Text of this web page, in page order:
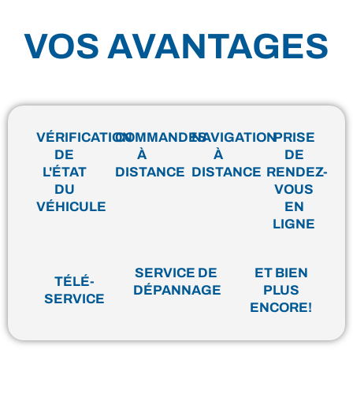
VOS AVANTAGES
VÉRIFICATION
DE
L'ÉTAT
DU
VÉHICULE
COMMANDES
À
DISTANCE
NAVIGATION
À
DISTANCE
PRISE
DE
RENDEZ-
VOUS
EN
LIGNE
TÉLÉ-
SERVICE
SERVICE DE
DÉPANNAGE
ET BIEN
PLUS
ENCORE!